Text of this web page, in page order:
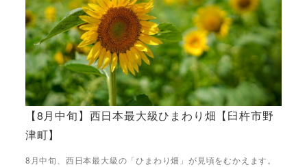
【8月中旬】西日本最大級ひまわり畑【臼杵市野
津町】
8月中旬、西日本最大級の「ひまわり畑」が見頃をむかえます。